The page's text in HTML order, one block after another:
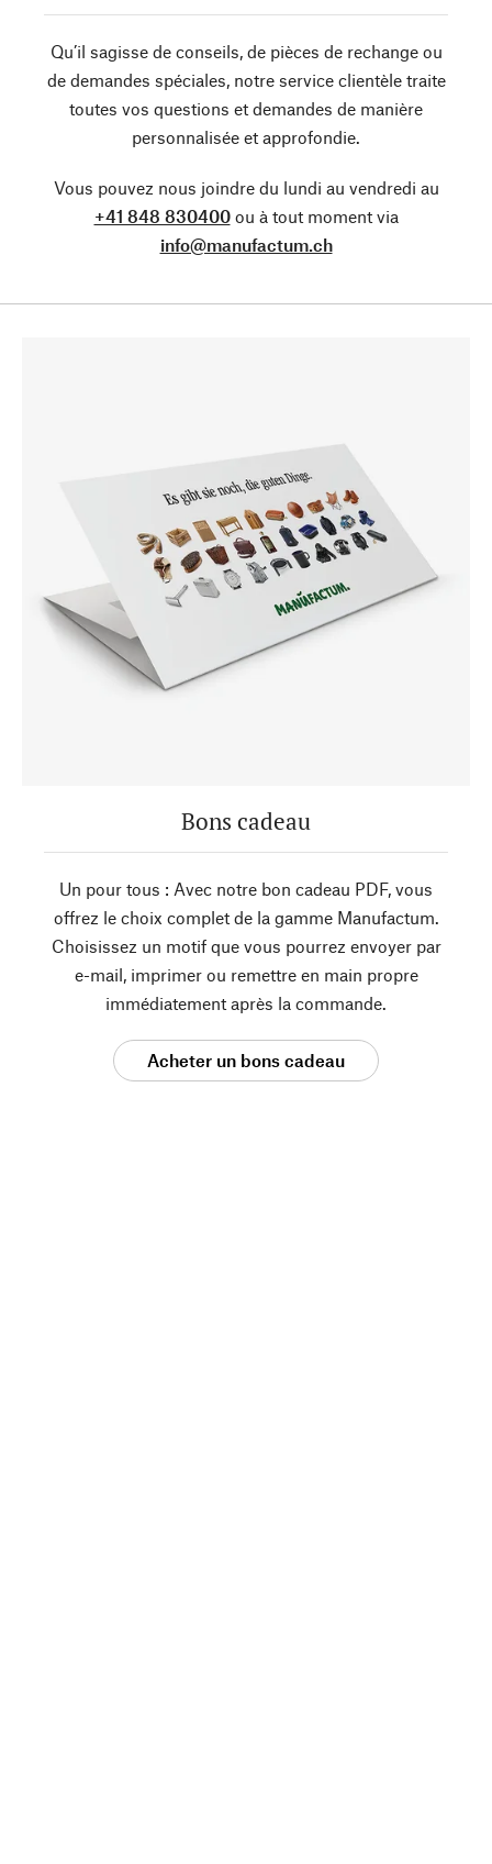
Qu’il sagisse de conseils, de pièces de rechange ou
de demandes spéciales, notre service clientèle traite
toutes vos questions et demandes de manière
personnalisée et approfondie.
Vous pouvez nous joindre du lundi au vendredi au
+41 848 830400ou à tout moment via
info@manufactum.ch
Bons cadeau
Un pour tous : Avec notre bon cadeau PDF, vous
offrez le choix complet de la gamme Manufactum.
Choisissez un motif que vous pourrez envoyer par
e-mail, imprimer ou remettre en main propre
immédiatement après la commande.
Acheter un bons cadeau